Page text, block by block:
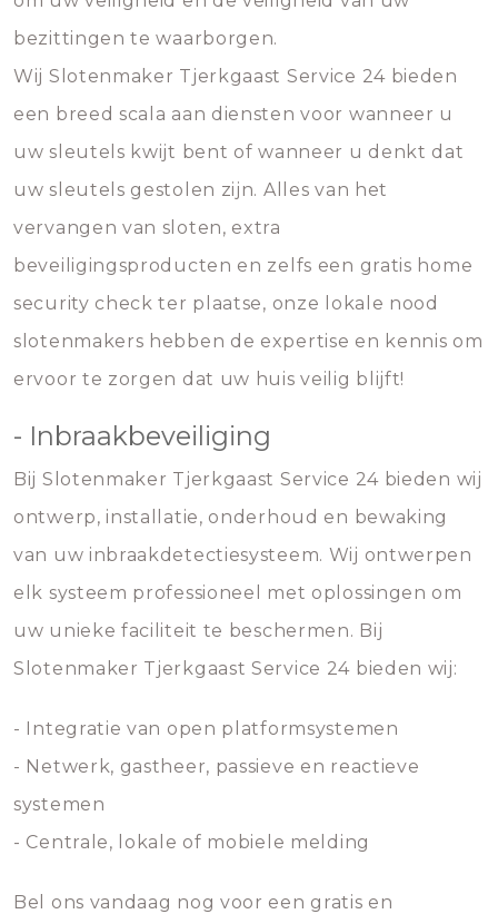
bezittingen te waarborgen.
Wij Slotenmaker Tjerkgaast Service 24 bieden
een breed scala aan diensten voor wanneer u
uw sleutels kwijt bent of wanneer u denkt dat
uw sleutels gestolen zijn. Alles van het
vervangen van sloten, extra
beveiligingsproducten en zelfs een gratis home
security check ter plaatse, onze lokale nood
slotenmakers hebben de expertise en kennis om
ervoor te zorgen dat uw huis veilig blijft!
- Inbraakbeveiliging
Bij Slotenmaker Tjerkgaast Service 24 bieden wij
ontwerp, installatie, onderhoud en bewaking
van uw inbraakdetectiesysteem. Wij ontwerpen
elk systeem professioneel met oplossingen om
uw unieke faciliteit te beschermen. Bij
Slotenmaker Tjerkgaast Service 24 bieden wij:
- Integratie van open platformsystemen
- Netwerk, gastheer, passieve en reactieve
systemen
- Centrale, lokale of mobiele melding
Bel ons vandaag nog voor een gratis en